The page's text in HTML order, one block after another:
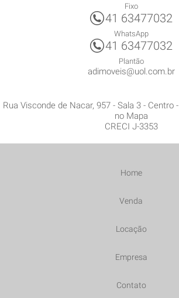
Fixo
41 63477032
WhatsApp
41 63477032
Plantão
adimoveis@uol.com.br
Rua Visconde de Nacar, 957 - Sala 3- Centro -
no Mapa
CRECI J-3353
Home
Venda
Locação
Empresa
Contato